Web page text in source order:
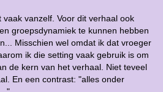
vanzelf. Voor dit verhaal ook
groepsdynamiek te kunnen hebben
Misschien wel omdat ik dat vroeger
ik die setting vaak gebruik is om
de kern van het verhaal. Niet teveel
En een contrast: "alles onder